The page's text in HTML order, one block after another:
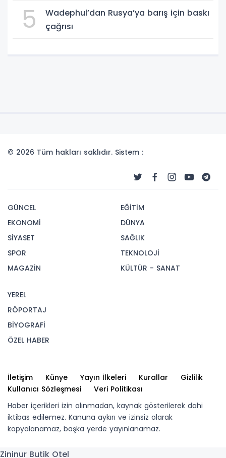
5
Wadephul’dan Rusya’ya barış için baskı
çağrısı
© 2026 Tüm hakları saklıdır. Sistem :
GÜNCEL
EKONOMİ
SİYASET
SPOR
MAGAZİN
EĞİTİM
DÜNYA
SAĞLIK
TEKNOLOJİ
KÜLTÜR - SANAT
YEREL
RÖPORTAJ
BİYOGRAFİ
ÖZEL HABER
İletişim Künye Yayın İlkeleri Kurallar
Gizlilik
Kullanıcı Sözleşmesi
Veri Politikası
Haber içerikleri izin alınmadan, kaynak gösterilerek dahi
iktibas edilemez. Kanuna aykırı ve izinsiz olarak
kopyalanamaz, başka yerde yayınlanamaz.
Zininur Butik Otel